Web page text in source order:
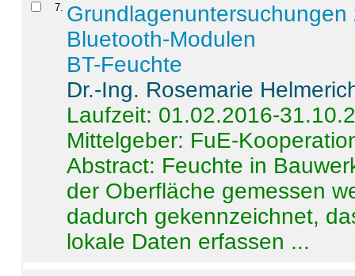
7
Bluetooth-Modulen
BT-Feuchte
Dr.-Ing. Rosemarie
Laufzeit: 01.02.2016-
Mittelgeber: FuE-
Abstract: Feuchte in
der Oberfläche gemessen
dadurch gekennzeichnet,
lokale Daten erfassen ...